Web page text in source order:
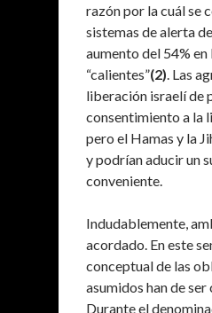
razón por la cuál se
sistemas de alerta
aumento del 54%
“calientes”(2) . Las
liberación israelí de
consentimiento a la
pero el Hamas y la
y podrían aducir un
conveniente.
Indudablemente,
acordado. En este
conceptual de las
asumidos han de
Durante el